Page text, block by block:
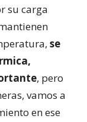
su carga
se
, pero
vamos a
en ese